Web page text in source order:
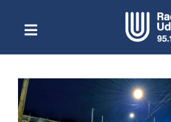
contenidoToggle
NavigationEscuchar Radio UdeC
Quiénes Somos
Programación